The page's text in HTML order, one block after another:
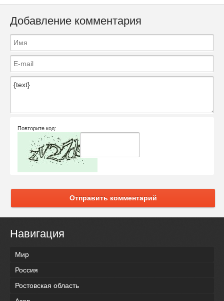
Добавление комментария
Повторите код:
Отправить комментарий
Навигация
Мир
Россия
Ростовская область